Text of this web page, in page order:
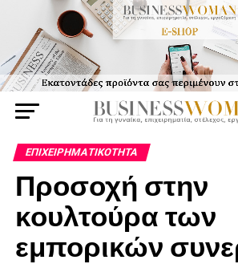
ΕΠΙΧΕΙΡΗΜΑΤΙΚΌΤΗΤΑ
Προσοχή στην
κουλτούρα των
εμπορικών